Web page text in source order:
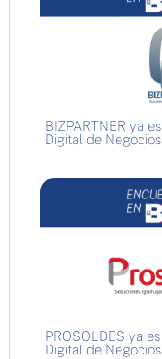
BIZPARTNER ya
Digital de
PROSOLDES ya
Digital de